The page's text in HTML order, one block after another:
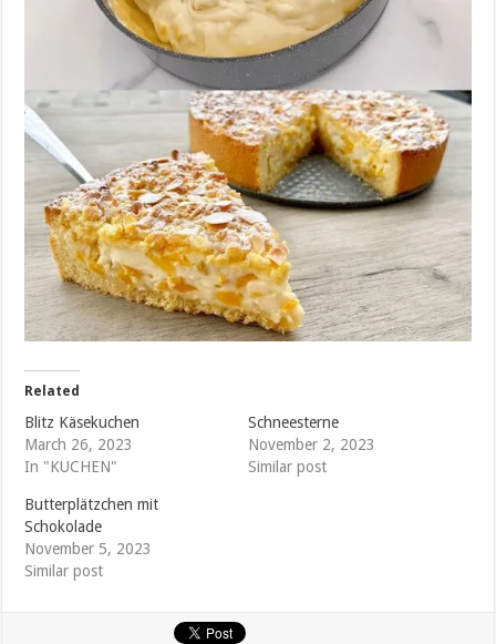
Related
Blitz Käsekuchen
March 26, 2023
In "KUCHEN"
Schneesterne
November 2, 2023
Similar post
Butterplätzchen mit
Schokolade
November 5, 2023
Similar post